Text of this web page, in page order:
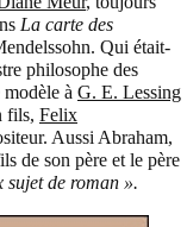
La carte des
Qui était-
philosophe des
à G. E. Lessing
fils, Felix
Aussi Abraham,
de son père et le père
sujet de roman ».